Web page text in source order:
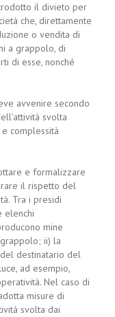
il divieto per
che, direttamente
o vendita di
a grappolo, di
di esse, nonché
avvenire secondo
svolta
complessità
e formalizzare
il rispetto del
Tra i presidi
elenchi
mine
ii) la
destinatario del
ad esempio,
Nel caso di
misure di
svolta dai